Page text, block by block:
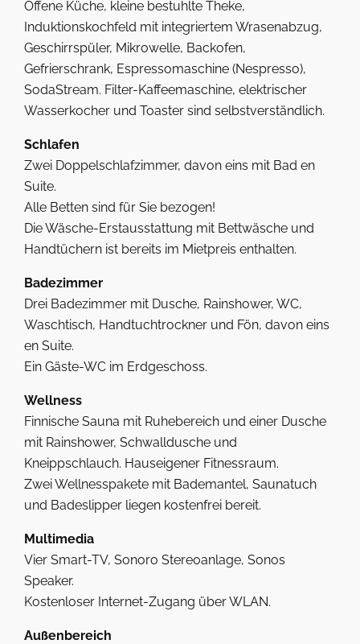
Offene Küche, kleine bestuhlte Theke,
Induktionskochfeld mit integriertem Wrasenabzug,
Geschirrspüler, Mikrowelle, Backofen,
Gefrierschrank, Espressomaschine (Nespresso),
SodaStream. Filter-Kaffeemaschine, elektrischer
Wasserkocher und Toaster sind selbstverständlich.
Schlafen
Zwei Doppelschlafzimmer, davon eins mit Bad en
Suite.
Alle Betten sind für Sie bezogen!
Die Wäsche-Erstausstattung mit Bettwäsche und
Handtüchern ist bereits im Mietpreis enthalten.
Badezimmer
Drei Badezimmer mit Dusche, Rainshower, WC,
Waschtisch, Handtuchtrockner und Fön, davon eins
en Suite.
Ein Gäste-WC im Erdgeschoss.
Wellness
Finnische Sauna mit Ruhebereich und einer Dusche
mit Rainshower, Schwalldusche und
Kneippschlauch. Hauseigener Fitnessraum.
Zwei Wellnesspakete mit Bademantel, Saunatuch
und Badeslipper liegen kostenfrei bereit.
Multimedia
Vier Smart-TV, Sonoro Stereoanlage, Sonos
Speaker.
Kostenloser Internet-Zugang über WLAN.
Außenbereich